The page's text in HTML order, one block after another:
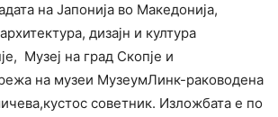
на Јапонија во Македонија,
дизајн и култура
Музеј на град Скопје и
на музеи МузеумЛинк-раководена
советник. Изложбата е по